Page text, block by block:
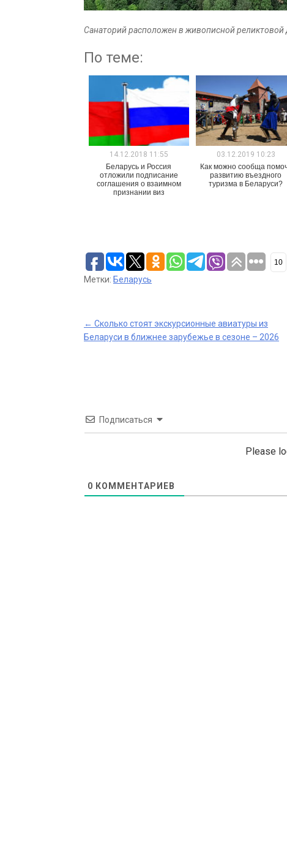
Санаторий расположен в живописной
По теме:
14.12.2018 11:55
Беларусь и Россия
отложили подписание
соглашения о взаимном
признании виз
03.12.2019 10:23
Как можно сообща
развитию въездного
туризма в Беларуси?
10
Метки: Беларусь
Post
← Сколько стоят экскурсионные авиатуры из
Беларуси в ближнее зарубежье в сезоне – 2026
Подписаться
Please
0 КОММЕНТАРИЕВ